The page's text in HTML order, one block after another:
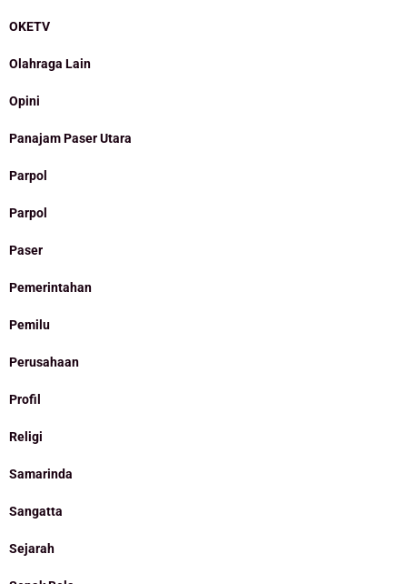
OKETV
Olahraga Lain
Opini
Panajam Paser Utara
Parpol
Parpol
Paser
Pemerintahan
Pemilu
Perusahaan
Profil
Religi
Samarinda
Sangatta
Sejarah